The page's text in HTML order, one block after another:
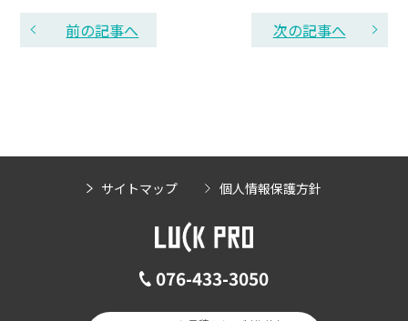
前の記事へ 次の記事へ
076-433-3050
サイトマップ 個人情報保護方針